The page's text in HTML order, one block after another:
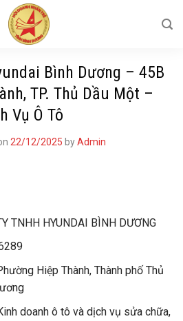
Bình Dương – 45B
TP. Thủ Dầu Một –
Vụ Ô Tô
22/12/2025 byAdmin
TNHH HYUNDAI BÌNH DƯƠNG
Hiệp Thành, Thành phố Thủ
doanh ô tô và dịch vụ sửa chữa,